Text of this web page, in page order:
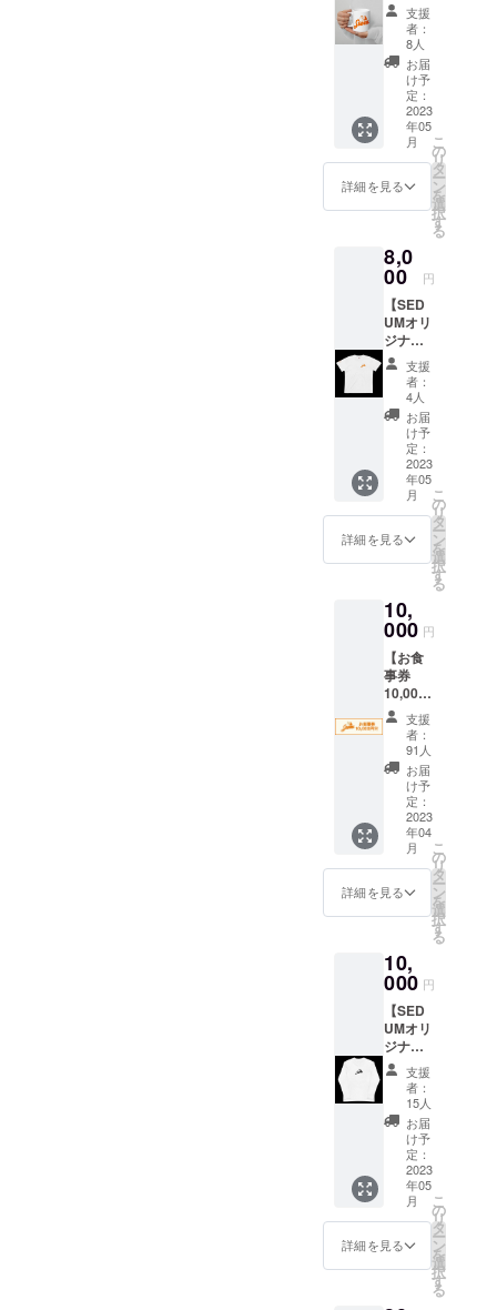
~32.5c
m） ※小
さいサ
イズご
希望の
場合は
デザイ
ン・素
材が変
わりま
すの
くださ
い。 ✓
何口で
も購入
可能 ✓
ナイロ
ン
60%、
コット
ン
22%、
スパン
デック
ス18%
✓ふく
らはぎ
の下ま
✓足部
分はリ
プ】 光
沢のあ
る白で
丈夫な
マグ
カップ
です。
✓何口
でも購
入可能
✓セラ
ミック
オンス
（325m
l）マグ
カップ
の寸
法：高
さ
9.6cm
、直径
8.3cm
✓食器
洗い
機、電
子レン
ジ対応
支援
者：
8人
お届
け予
定：
2023
年05
月
詳細を見る
こ
の
リ
タ
ー
ン
を
選
択
す
る
8,0
00 円
【SED
UMオリ
ジナルT
シャ
ツ】
SEDUM
のロゴ
が入っ
たオリ
ジナル
デザイ
ンのT
シャツ
ボディ
は
United
100％
コット
ン (ご希
望のサ
イズを
お選び
下さい)
サイ
ズ：S、
M、L、
XL、
2XL ✓
何口で
も購入
可能 ✓
デザイ
ンは1種
ラーは
白
支援
者：
4人
お届
け予
定：
2023
年05
月
詳細を見る
こ
の
リ
タ
ー
ン
を
選
択
す
る
10,
000 円
【お食
事券
10,000
円分】
正式に
デザイ
ンした
お食事
券1,000
円×10枚
を書留
でお送
りしま
す。
SEDUM
でのお
金にご
利用い
ただけ
ます。
自分で
使って
も、プ
レゼン
トに
使って
もOK！
✓何口
でも購
入可
能。
✓1回あ
たりの
支援
者：
91人
お届
け予
定：
2023
年04
月
詳細を見る
こ
の
リ
タ
ー
ン
を
選
択
す
る
10,
000 円
【SED
UMオリ
ジナル
ロンT】
SEDUM
のロゴ
が入っ
たオリ
ジナル
デザイ
ンの長
袖Tシャ
ツ ボ
ディは
United
Athle
支援
者：
15人
お届
け予
定：
2023
年05
月
詳細を見る
こ
の
リ
タ
ー
ン
を
選
択
す
る